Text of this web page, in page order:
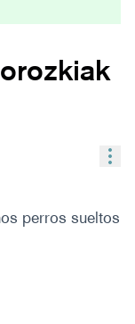
perros sueltos